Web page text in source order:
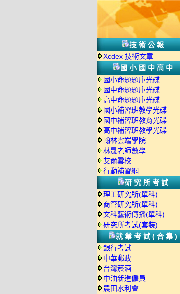
技術公報
Xcdex 技術文章
國小國中高中
國小命題題庫光碟
國中命題題庫光碟
高中命題題庫光碟
國小補習班教學光碟
國中補習班教育光碟
高中補習班教學光碟
翰林雲端學院
林晟老師數學
艾爾雲校
行動補習網
研究所考試
理工研究所(單科)
商管研究所(單科)
文科藝術傳播(單科)
研究所考試(套裝)
就業考試(合集)
銀行考試
中華郵政
台灣菸酒
中油新進僱員
農田水利會